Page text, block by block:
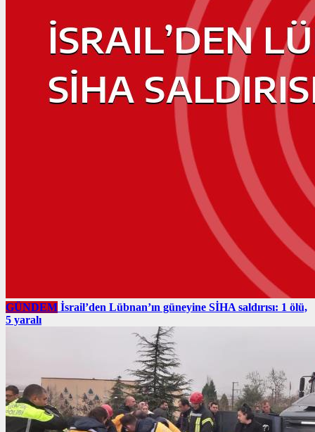
GÜNDEM İsrail’den Lübnan’ın güneyine SİHA saldırısı: 1 ölü,
5 yaralı